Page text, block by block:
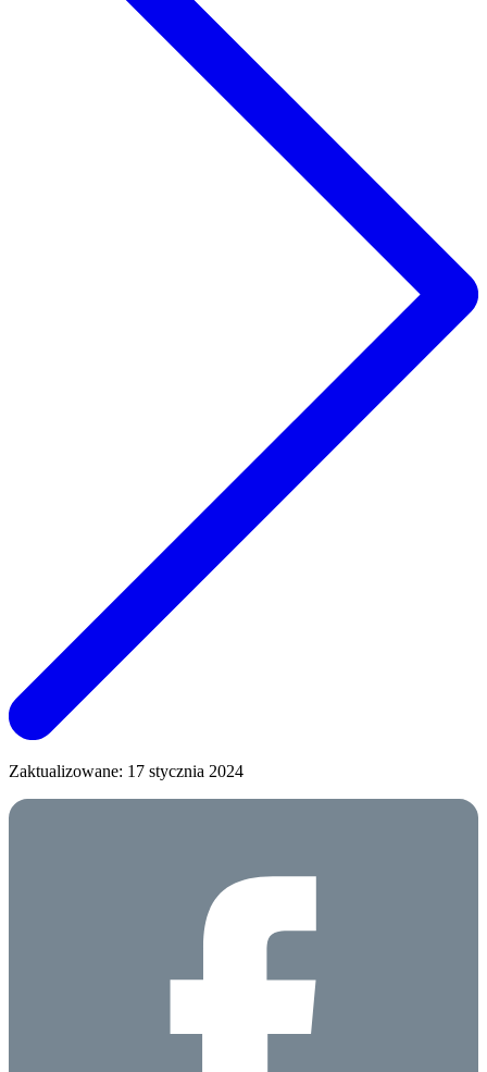
Zaktualizowane: 17 stycznia 2024